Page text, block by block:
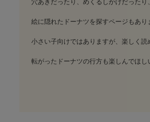
穴あきだったり、めくるしかけだったり、
絵に隠れたドーナツを探すページもあり
小さい子向けではありますが、楽しく読
転がったドーナツの行方も楽しんでほ